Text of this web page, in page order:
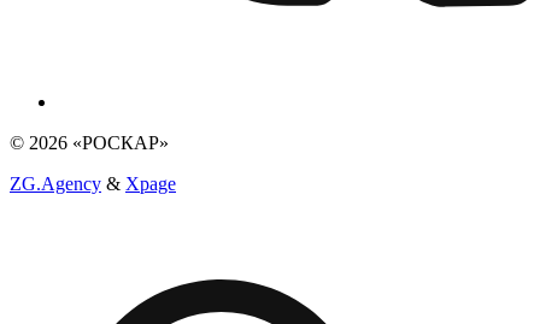
© 2026 «РОСКАР»
ZG.Agency & Xpage